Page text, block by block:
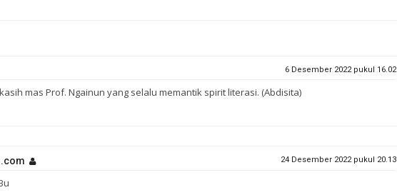
6 Desember 2022 pukul 16.02
mas Prof. Ngainun yang selalu memantik spirit literasi. (Abdisita)
24 Desember 2022 pukul 20.13